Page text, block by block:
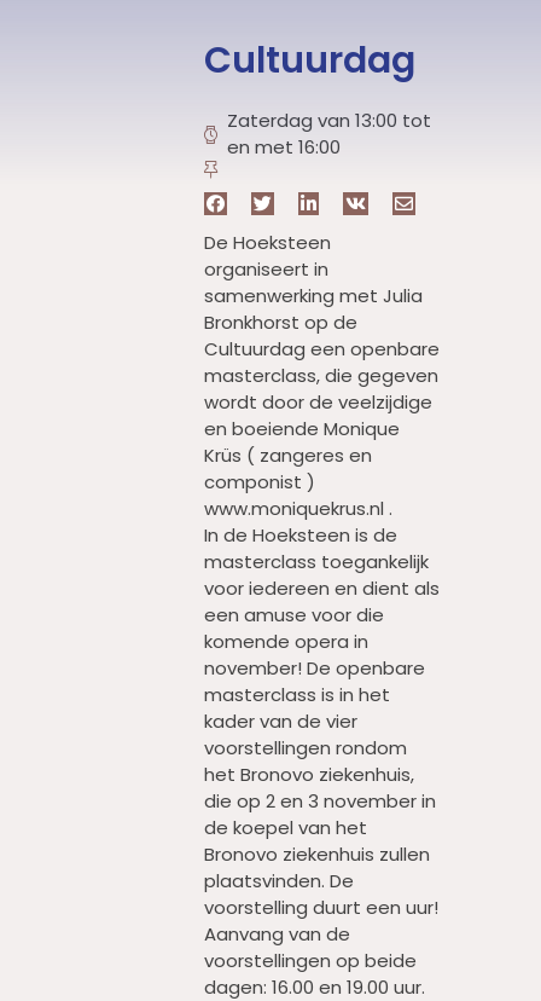
Cultuurdag
Zaterdag van 13:00 tot
en met 16:00
De Hoeksteen
organiseert in
samenwerking met Julia
Bronkhorst op de
Cultuurdag een openbare
masterclass, die gegeven
wordt door de veelzijdige
en boeiende Monique
Krüs ( zangeres en
componist )
www.moniquekrus.nl .
In de Hoeksteen is de
masterclass toegankelijk
voor iedereen en dient als
een amuse voor die
komende opera in
november! De openbare
masterclass is in het
kader van de vier
voorstellingen rondom
het Bronovo ziekenhuis,
die op 2 en 3 november in
de koepel van het
Bronovo ziekenhuis zullen
plaatsvinden. De
voorstelling duurt een uur!
Aanvang van de
voorstellingen op beide
dagen: 16.00 en 19.00 uur.